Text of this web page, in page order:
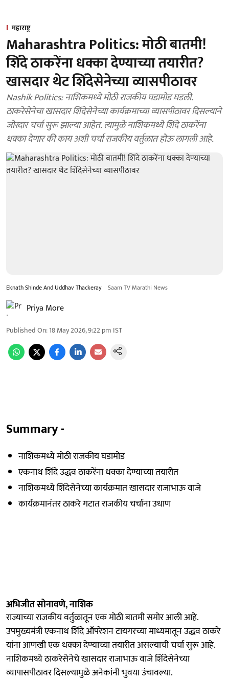
महाराष्ट्र
Maharashtra Politics: मोठी बातमी!
शिंदे ठाकरेंना धक्का देण्याच्या तयारीत?
खासदार थेट शिंदेसेनेच्या व्यासपीठावर
Nashik Politics: नाशिकमध्ये मोठी राजकीय घडामोड घडली.
ठाकरेसेनेचा खासदार शिंदेसेनेच्या कार्यक्रमाच्या व्यासपीठावर दिसल्याने
जोरदार चर्चा सुरू झाल्या आहेत. त्यामुळे नाशिकमध्ये शिंदे ठाकरेंना
धक्का देणार की काय अशी चर्चा राजकीय वर्तुळात होऊ लागली आहे.
Eknath Shinde And Uddhav Thackeray Saam TV Marathi News
Priya More
Published On:18 May 2026, 9:22 pm IST
Summary -
नाशिकमध्ये मोठी राजकीय घडामोड
एकनाथ शिंदे उद्धव ठाकरेंना धक्का देण्याच्या तयारीत
नाशिकमध्ये शिंदेसेनेच्या कार्यक्रमात खासदार राजाभाऊ वाजे
कार्यक्रमानंतर ठाकरे गटात राजकीय चर्चांना उधाण
अभिजीत सोनावणे, नाशिक
राज्याच्या राजकीय वर्तुळातून एक मोठी बातमी समोर आली आहे.
उपमुख्यमंत्री एकनाथ शिंदे ऑपरेशन टायगरच्या माध्यमातून उद्धव ठाकरे
यांना आणखी एक धक्का देण्याच्या तयारीत असल्याची चर्चा सुरू आहे.
नाशिकमध्ये ठाकरेसेनेचे खासदार राजाभाऊ वाजे शिंदेसेनेच्या
व्यापासपीठावर दिसल्यामुळे अनेकांनी भुवया उंचावल्या.